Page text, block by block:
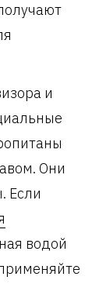
и
Они
Если
водой